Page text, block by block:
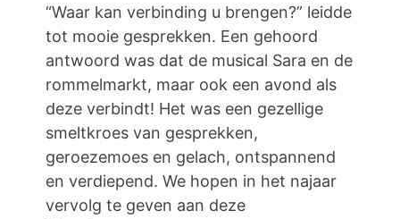
“Waar kan verbinding u brengen?” leidde
tot mooie gesprekken. Een gehoord
antwoord was dat de musical Sara en de
rommelmarkt, maar ook een avond als
deze verbindt! Het was een gezellige
smeltkroes van gesprekken,
geroezemoes en gelach, ontspannend
en verdiepend. We hopen in het najaar
vervolg te geven aan deze